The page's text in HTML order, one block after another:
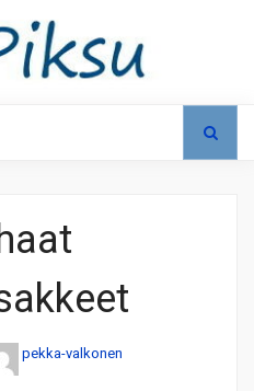
pekka-valkonen